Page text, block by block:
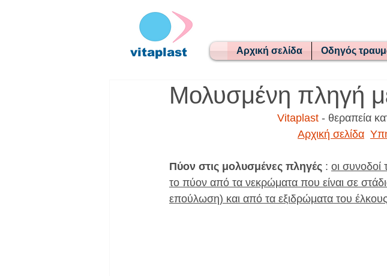
menu
vitaplast Αρχική σελίδα Οδηγός
Μολυσμένη πληγή
Vitaplast - θεραπεία
Αρχική σελίδα
Πύον στις μολυσμένες πληγές : οι
το πύον από τα νεκρώματα που είναι σε
επούλωση) και από τα εξιδρώματα του